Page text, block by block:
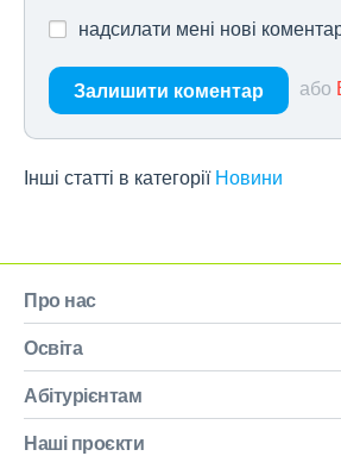
надсилати мені нові
Залишити коментар або
Інші статті в категорії Новини
Про нас
Освіта
Абітурієнтам
Наші проєкти